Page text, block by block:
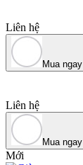
Liên hệ
Mua ngay
Liên hệ
Mua ngay
Mới